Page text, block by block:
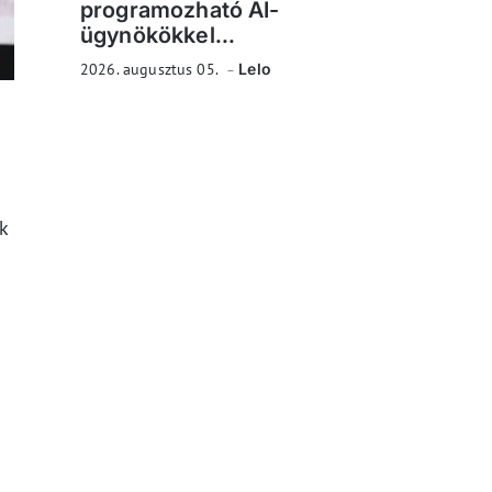
programozható AI-
ügynökökkel...
2026. augusztus 05. Lelo